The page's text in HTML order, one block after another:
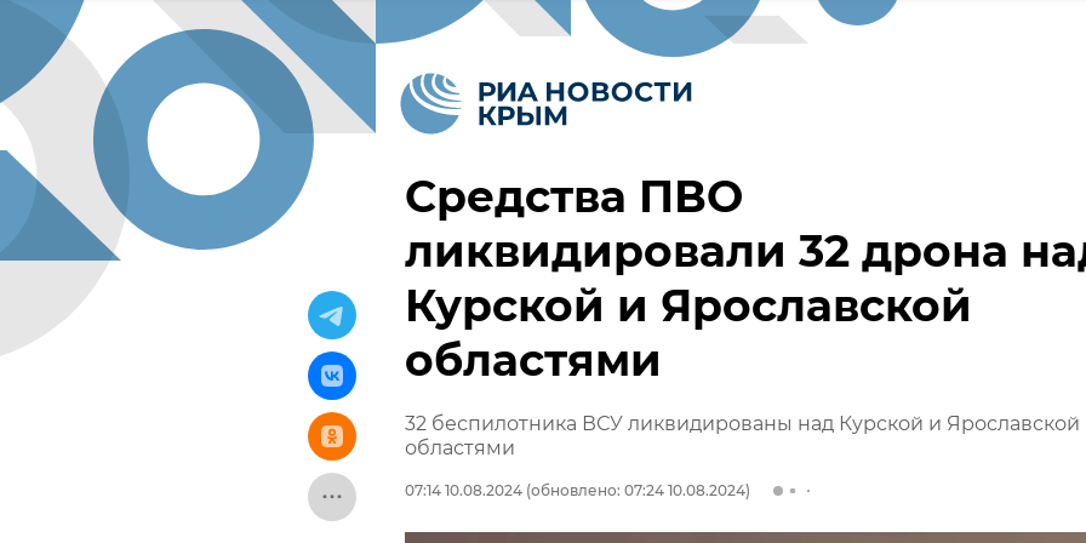
Средства ПВО
ликвидировали 32 дрона
Курской и Ярославской
областями
32 беспилотника ВСУ ликвидированы над Курской и Ярославской
областями
07:14 10.08.2024 (обновлено: 07:24 10.08.2024)